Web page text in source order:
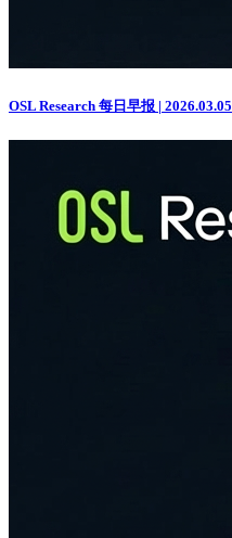
OSL Research 每日早报 | 2026.03.05